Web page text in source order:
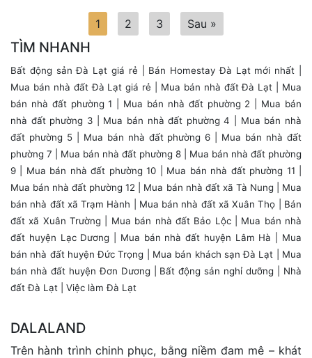
1 2 3 Sau »
TÌM NHANH
Bất động sản Đà Lạt giá rẻ Bán Homestay Đà Lạt mới nhất
Mua bán nhà đất Đà Lạt giá rẻ
Mua bán nhà đất Đà Lạt
Mua
bán nhà đất phường 1
Mua bán nhà đất phường 2
Mua bán
nhà đất phường 3| Mua bán nhà đất phường 4
Mua bán nhà
đất phường 5| Mua bán nhà đất phường 6
Mua bán nhà đất
phường 7
Mua bán nhà đất phường 8
Mua bán nhà đất phường
9
Mua bán nhà đất phường 10 Mua bán nhà đất phường 11
Mua bán nhà đất phường 12 | Mua bán nhà đất xã Tà Nung | Mua
bán nhà đất xã Trạm Hành
Mua bán nhà đất xã Xuân Thọ
Bán
đất xã Xuân Trường
Mua bán nhà đất Bảo Lộc| Mua bán nhà
đất huyện Lạc Dương
Mua bán nhà đất huyện Lâm Hà
Mua
bán nhà đất huyện Đức Trọng
Mua bán khách sạn Đà Lạt | Mua
bán nhà đất huyện Đơn Dương | Bất động sản nghỉ dưỡng
Nhà
đất Đà Lạt
Việc làm Đà Lạt
DALALAND
Trên hành trình chinh phục, bằng niềm đam mê – khát